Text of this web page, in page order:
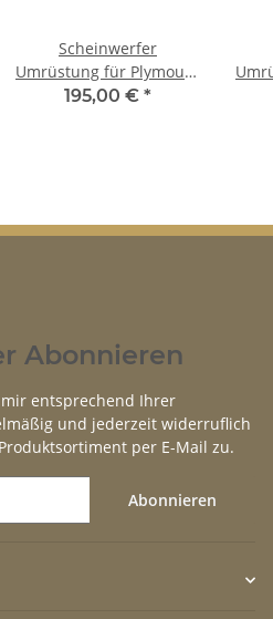
Scheinwerfer
Umrüstung für Plymouth
Roadrunner US-Modelle
195,00 € *
Abonnieren
entsprechend Ihrer
und jederzeit widerruflich
per E-Mail zu.
Abonnieren